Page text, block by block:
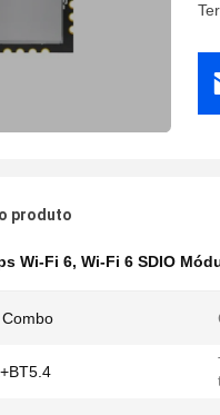
produto
Wi-Fi 6, Wi-Fi 6 SDIO